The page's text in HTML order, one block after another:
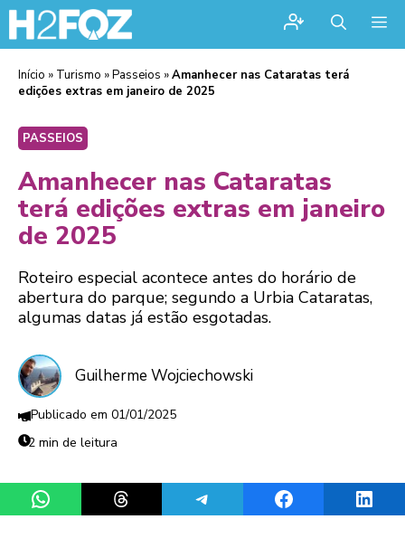
Início » Turismo »Passeios »Amanhecer nas Cataratas terá
edições extras em janeiro de 2025
PASSEIOS
Amanhecer nas Cataratas
terá edições extras em janeiro
de 2025
Roteiro especial acontece antes do horário de
abertura do parque; segundo a Urbia Cataratas,
algumas datas já estão esgotadas.
Guilherme Wojciechowski
01/01/2025
2 min de leitura
Share on WhatsAppShare on ThreadsShare on TelegramShare on Facebook